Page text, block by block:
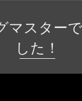
マスター
した！